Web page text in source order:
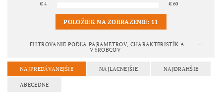
€4 €60
POLOŽIEK NA ZOBRAZENIE: 11
FILTROVANIE PODĽA PARAMETROV, CHARAKTERISTÍK A
VÝROBCOV
NAJPREDÁVANEJŠIE NAJLACNEJŠIE NAJDRAHŠIE
ABECEDNE